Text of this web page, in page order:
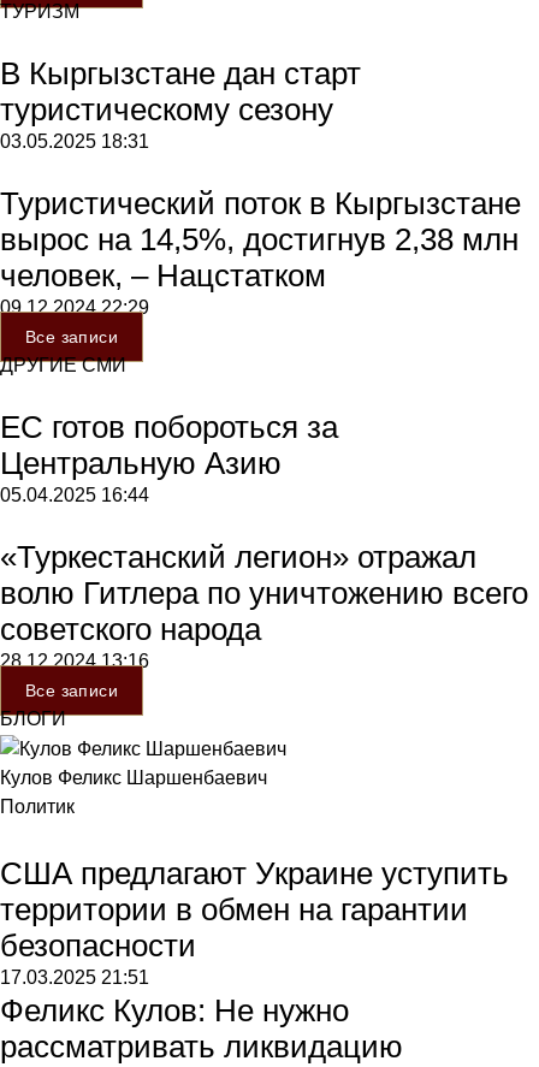
ТУРИЗМ
В Кыргызстане дан старт
туристическому сезону
03.05.2025 18:31
Туристический поток в Кыргызстане
вырос на 14,5%, достигнув 2,38 млн
человек, – Нацстатком
09.12.202422:29
Все записи
ДРУГИЕ СМИ
ЕС готов побороться за
Центральную Азию
05.04.2025 16:44
«Туркестанский легион» отражал
волю Гитлера по уничтожению всего
советского народа
28.12.202413:16
Все записи
БЛОГИ
Кулов Феликс Шаршенбаевич
Политик
США предлагают Украине уступить
территории в обмен на гарантии
безопасности
17.03.2025 21:51
Феликс Кулов: Не нужно
рассматривать ликвидацию